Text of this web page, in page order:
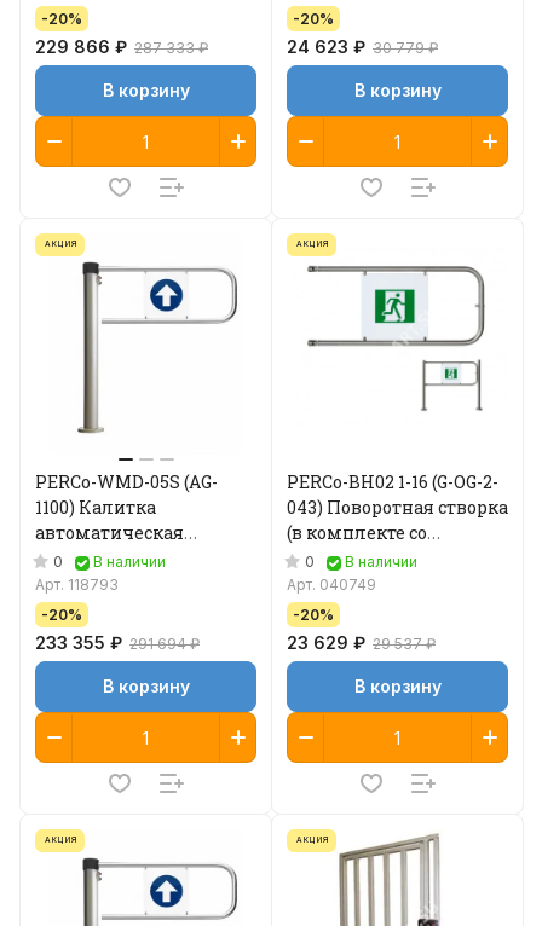
-20%
229 866 ₽ 287 333 ₽
В корзину
-20%
24 623 ₽ 30 779 ₽
В корзину
АКЦИЯ
PERCo-WMD-05S (AG-
1100) Калитка
автоматическая
створка длиной 1100 мм
0
В наличии
Арт. 118793
-20%
233 355 ₽ 291 694 ₽
В корзину
АКЦИЯ
PERCo-BH02 1-16 (G-OG-2-
043) Поворотная створка
(в комплекте со
стопорным
механизмом)
0
В наличии
Арт. 040749
-20%
23 629 ₽ 29 537 ₽
В корзину
АКЦИЯ АКЦИЯ